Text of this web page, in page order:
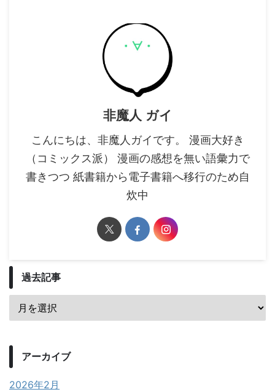
非魔人 ガイ
こんにちは、非魔人ガイです。 漫画大好き
（コミックス派） 漫画の感想を無い語彙力で
書きつつ 紙書籍から電子書籍へ移行のため自
炊中
過去記事
アーカイブ
2026年2月